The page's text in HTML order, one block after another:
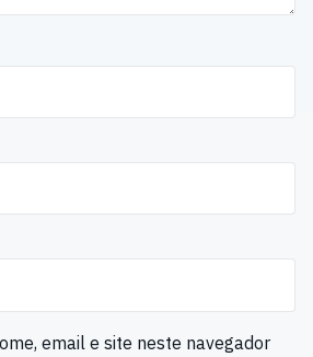
email e site neste navegador